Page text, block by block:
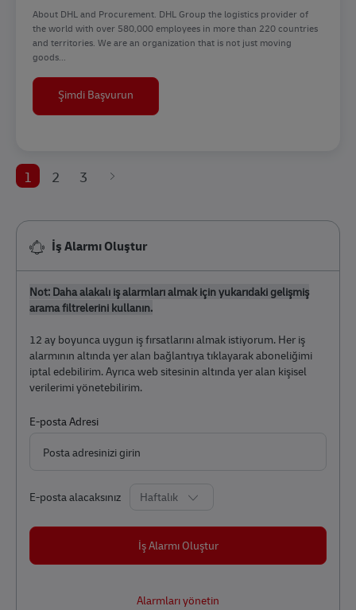
About DHL and Procurement. DHL Group the logistics provider of
the world with over 580,000 employees in more than 220 countries
and territories. We are an organization that is not just moving
goods...
Şimdi Başvurun
1 2 3
İş Alarmı Oluştur
Not: Daha alakalı iş alarmları almak için yukarıdaki gelişmiş
arama filtrelerini kullanın.
12 ay boyunca uygun iş fırsatlarını almak istiyorum. Her iş
alarmının altında yer alan bağlantıya tıklayarak aboneliğimi
iptal edebilirim. Ayrıca web sitesinin altında yer alan kişisel
verilerimi yönetebilirim.
E-posta AdresiRequired
E-posta alacaksınızRequired
İş Alarmı Oluştur
Alarmları yönetin